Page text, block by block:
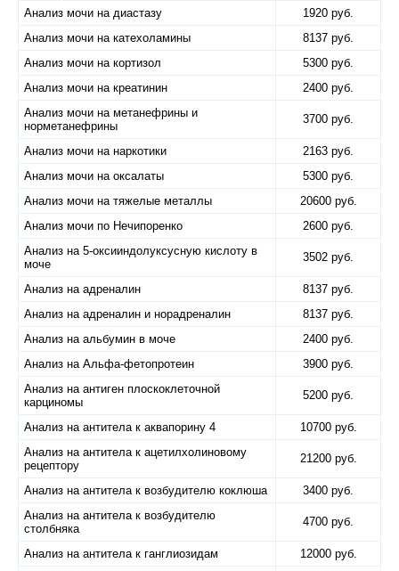
Анализ мочи на диастазу
1920 руб.
Анализ мочи на катехоламины
8137 руб.
Анализ мочи на кортизол
5300 руб.
Анализ мочи на креатинин
2400 руб.
Анализ мочи на метанефрины и
норметанефрины
3700 руб.
Анализ мочи на наркотики
2163 руб.
Анализ мочи на оксалаты
5300 руб.
Анализ мочи на тяжелые металлы
20600 руб.
Анализ мочи по Нечипоренко
2600 руб.
Анализ на 5-оксииндолуксусную кислоту в
моче
3502 руб.
Анализ на адреналин
8137 руб.
Анализ на адреналин и норадреналин
8137 руб.
Анализ на альбумин в моче
2400 руб.
Анализ на Альфа-фетопротеин
3900 руб.
Анализ на антиген плоскоклеточной
карциномы
5200 руб.
Анализ на антитела к аквапорину 4
10700 руб.
Анализ на антитела к ацетилхолиновому
рецептору
21200 руб.
Анализ на антитела к возбудителю коклюша
3400 руб.
Анализ на антитела к возбудителю
столбняка
4700 руб.
Анализ на антитела к ганглиозидам
12000 руб.